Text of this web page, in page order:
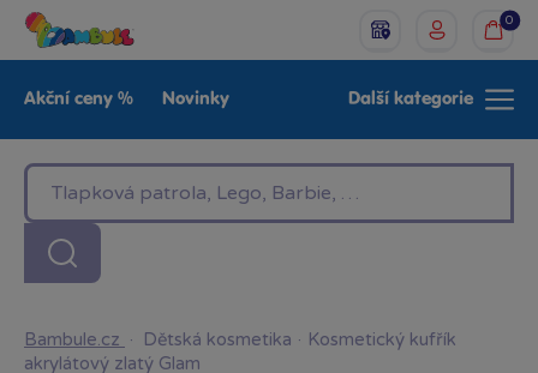
0
Akční ceny % Novinky
LEGO®
Baby Značky
Další kategorie
Bambule.cz · Dětská kosmetika · Kosmetický kufřík
akrylátový zlatý Glam